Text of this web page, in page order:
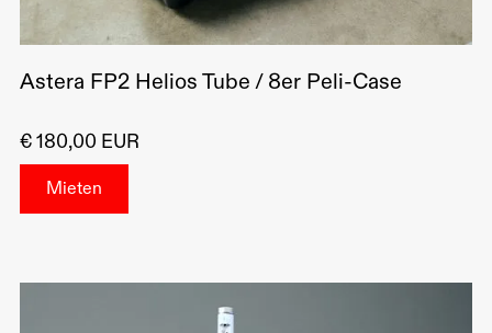
Astera FP2 Helios Tube / 8er Peli-Case
€ 180,00 EUR